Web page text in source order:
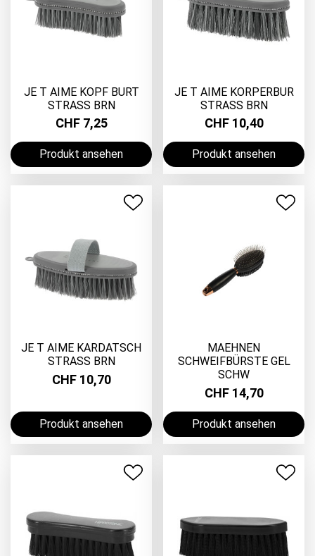
JE T AIME KOPF BURT
STRASS BRN
CHF 7,25
Produkt ansehen
JE T AIME KORPERBUR
STRASS BRN
CHF 10,40
Produkt ansehen
JE T AIME KARDATSCH
STRASS BRN
CHF 10,70
Produkt ansehen
MAEHNEN
SCHWEIFBÜRSTE GEL
SCHW
CHF 14,70
Produkt ansehen